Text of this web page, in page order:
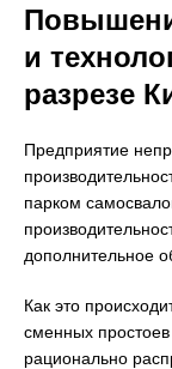
и
разрезе
Предприятие
парком
дополнительное
Как это
сменных
рационально